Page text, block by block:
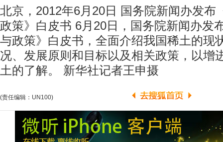
北京，2012年6月20日 国务院新闻办发布
政策》白皮书 6月20日，国务院新闻办发
与政策》白皮书，全面介绍我国稀土的现
况、发展原则和目标以及相关政策，以增
土的了解。 新华社记者王申摄
(责任编辑：UN100)